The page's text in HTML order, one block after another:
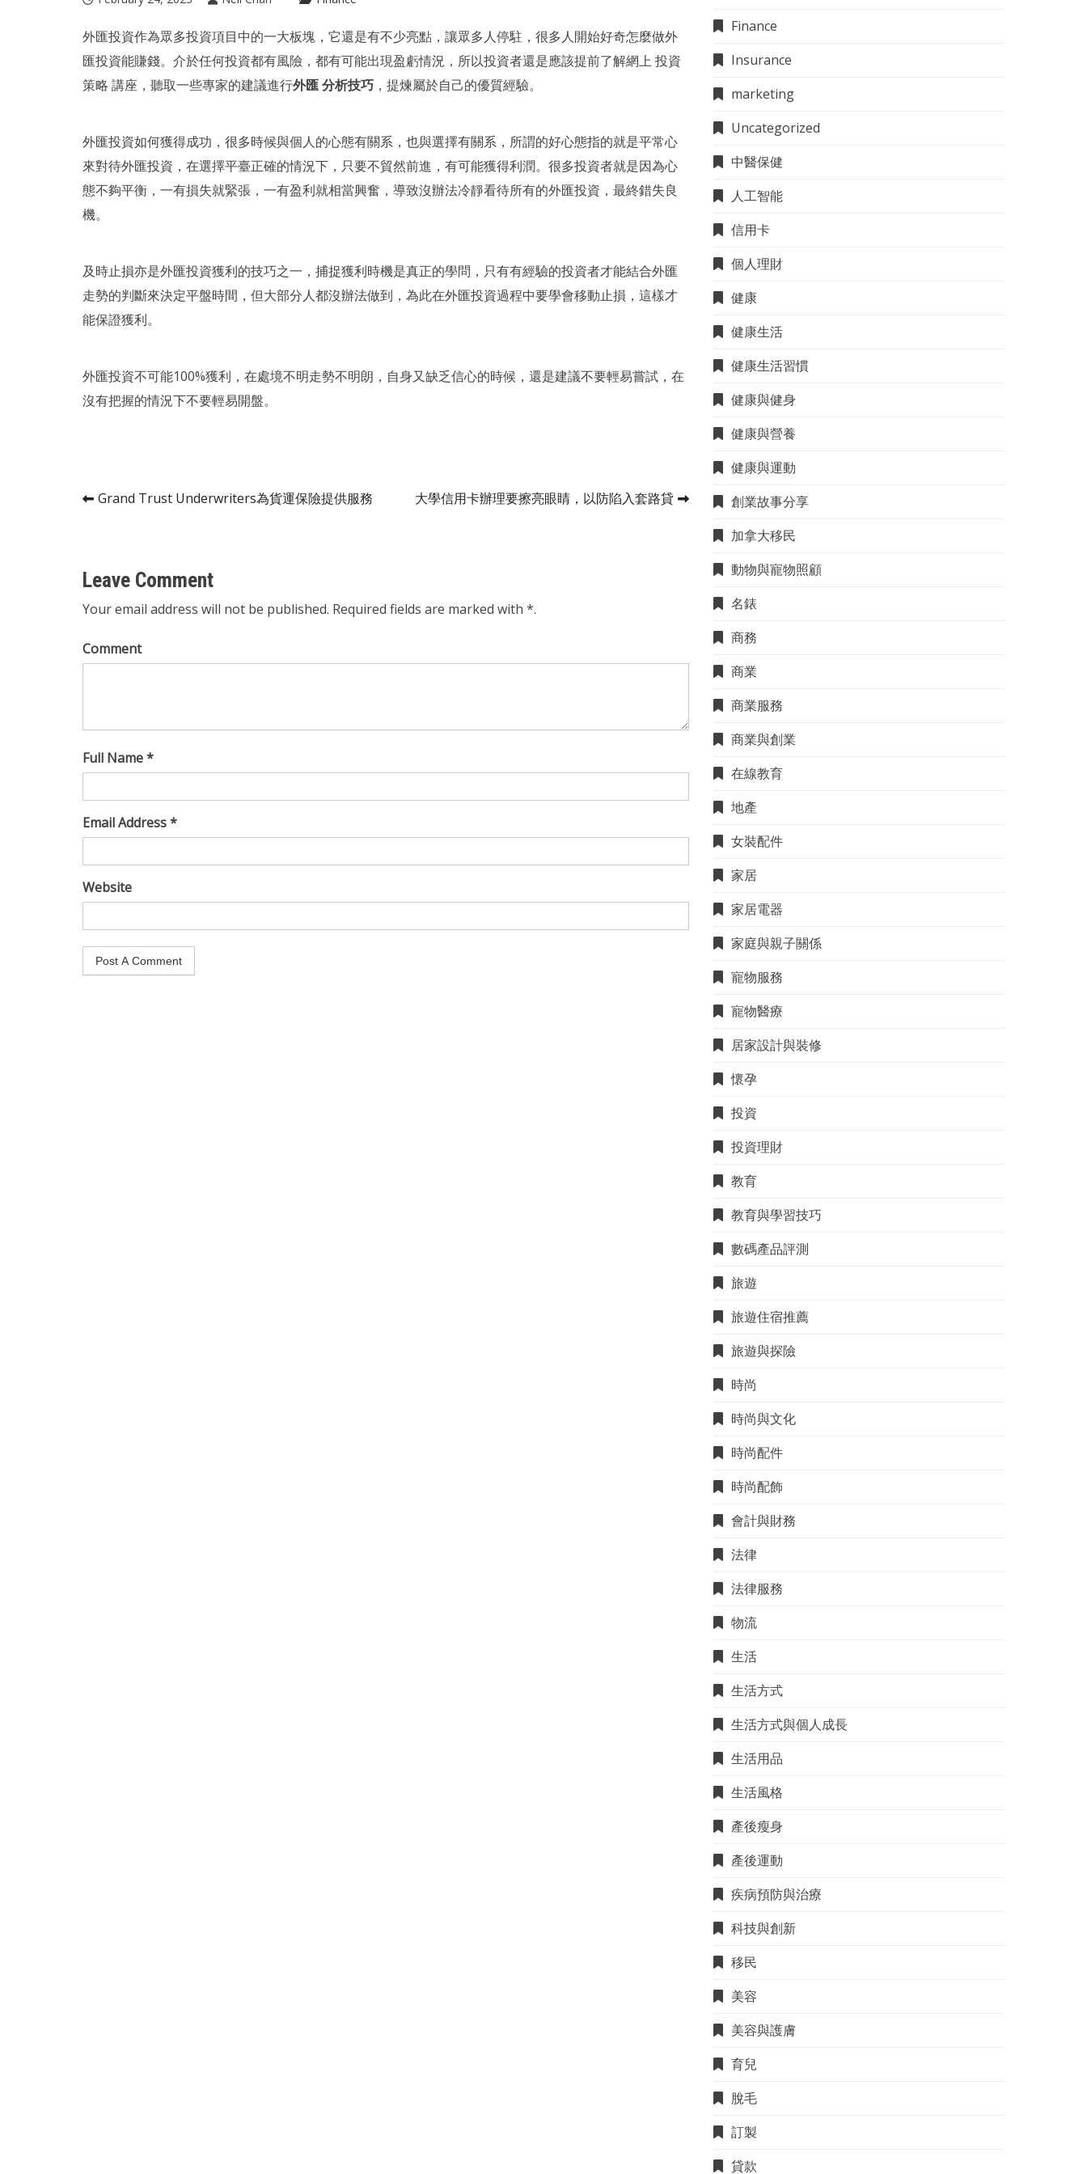
外匯投資作為眾多投資項目中的一大板塊，它還是有不少亮點，讓眾多人停駐，很多人開始好奇怎麼做外
匯投資能賺錢。介於任何投資都有風險，都有可能出現盈虧情況，所以投資者還是應該提前了解網上 投資
策略 講座 ，聽取一些專家的建議進行外匯 分析技巧 ，提煉屬於自己的優質經驗。
外匯投資如何獲得成功，很多時候與個人的心態有關系，也與選擇有關系，所謂的好心態指的就是平常心
來對待外匯投資，在選擇平臺正確的情況下，只要不貿然前進，有可能獲得利潤。很多投資者就是因為心
態不夠平衡，一有損失就緊張，一有盈利就相當興奮，導致沒辦法冷靜看待所有的外匯投資，最終錯失良
機。
及時止損亦是外匯投資獲利的技巧之一，捕捉獲利時機是真正的學問，只有有經驗的投資者才能結合外匯
走勢的判斷來決定平盤時間，但大部分人都沒辦法做到，為此在外匯投資過程中要學會移動止損，這樣才
能保證獲利。
外匯投資不可能100%獲利，在處境不明走勢不明朗，自身又缺乏信心的時候，還是建議不要輕易嘗試，在
沒有把握的情況下不要輕易開盤。
Post
Grand Trust Underwriters為貨運保險提供服務 大學信用卡辦理要擦亮眼睛，以防陷入套路貸
Leave Comment
Your email address will not be published. Required fields are marked with *.
Comment
Full Name *
Email Address *
Website
Finance
Insurance
marketing
Uncategorized
中醫保健
人工智能
信用卡
個人理財
健康
健康生活
健康生活習慣
健康與健身
健康與營養
健康與運動
創業故事分享
加拿大移民
動物與寵物照顧
名錶
商務
商業
商業服務
商業與創業
在線教育
地產
女裝配件
家居
家居電器
家庭與親子關係
寵物服務
寵物醫療
居家設計與裝修
懷孕
投資
投資理財
教育
教育與學習技巧
數碼產品評測
旅遊
旅遊住宿推薦
旅遊與探險
時尚
時尚與文化
時尚配件
時尚配飾
會計與財務
法律
法律服務
物流
生活
生活方式
生活方式與個人成長
生活用品
生活風格
產後瘦身
產後運動
疾病預防與治療
科技與創新
移民
美容
美容與護膚
育兒
脫毛
訂製
貸款